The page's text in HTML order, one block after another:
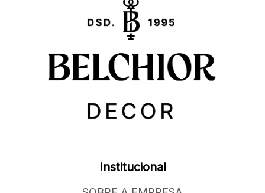
Institucional